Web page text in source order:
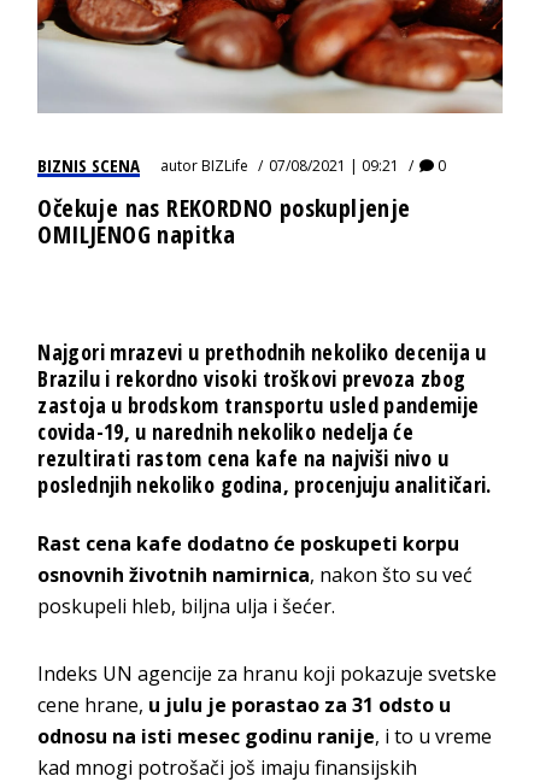
BIZNIS SCENA autorBIZLife 07/08/2021 | 09:21 0
Očekuje nas REKORDNO poskupljenje
OMILJENOG napitka
Najgori mrazevi u prethodnih nekoliko decenija u
Brazilu i rekordno visoki troškovi prevoza zbog
zastoja u brodskom transportu usled pandemije
covida-19, u narednih nekoliko nedelja će
rezultirati rastom cena kafe na najviši nivo u
poslednjih nekoliko godina, procenjuju analitičari.
Rast cena kafe dodatno će poskupeti korpu
osnovnih životnih namirnica, nakon što su već
poskupeli hleb, biljna ulja i šećer.
Indeks UN agencije za hranu koji pokazuje svetske
cene hrane, u julu je porastao za 31 odsto u
odnosu na isti mesec godinu ranije, i to u vreme
kad mnogi potrošači još imaju finansijskih